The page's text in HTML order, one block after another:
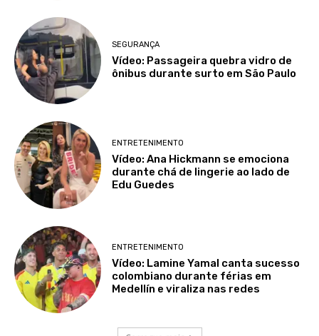
SEGURANÇA
Vídeo: Passageira quebra vidro de
ônibus durante surto em São Paulo
ENTRETENIMENTO
Vídeo: Ana Hickmann se emociona
durante chá de lingerie ao lado de
Edu Guedes
ENTRETENIMENTO
Vídeo: Lamine Yamal canta sucesso
colombiano durante férias em
Medellín e viraliza nas redes